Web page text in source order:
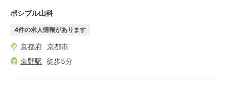
ポシブル山科
4件の求人情報があります
京都府 京都市
東野駅 徒歩5分